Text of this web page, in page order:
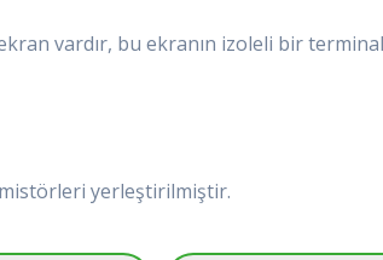
vardır, bu ekranın izoleli bir
yerleştirilmiştir.